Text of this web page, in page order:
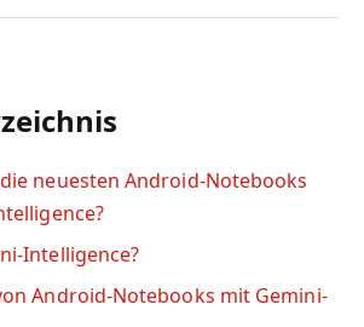
neuesten Android-Notebooks
Intelligence?
Android-Notebooks mit Gemini-